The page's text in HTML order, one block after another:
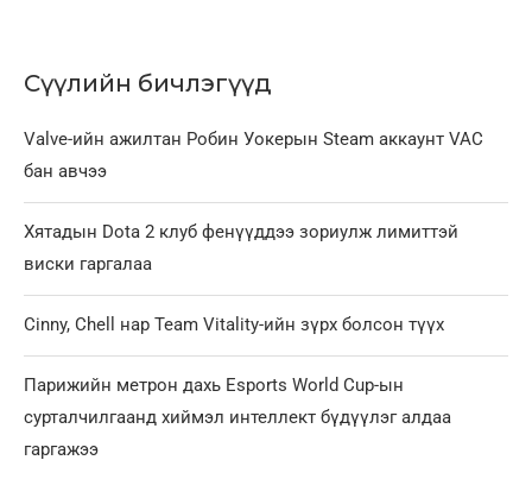
Сүүлийн бичлэгүүд
Valve-ийн ажилтан Робин Уокерын Steam аккаунт VAC
бан авчээ
Хятадын Dota 2 клуб фенүүддээ зориулж лимиттэй
виски гаргалаа
Cinny, Chell нар Team Vitality-ийн зүрх болсон түүх
Парижийн метрон дахь Esports World Cup-ын
сурталчилгаанд хиймэл интеллект бүдүүлэг алдаа
гаргажээ